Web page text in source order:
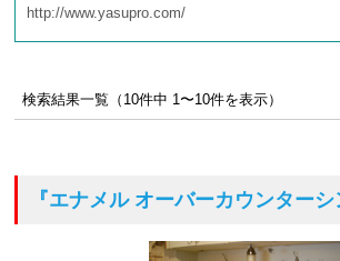
http://www.yasupro.com/
検索結果一覧（10件中 1〜10件を表示）
『エナメル オーバーカウンターシ